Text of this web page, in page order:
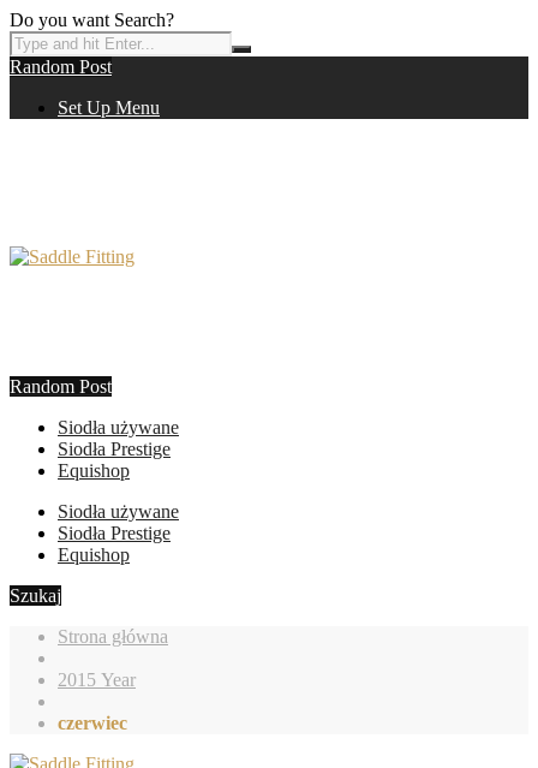
Do you want Search?
Random Post
Set Up Menu
Random Post
Siodła używane
Siodła Prestige
Equishop
Siodła używane
Siodła Prestige
Equishop
Szukaj
Strona główna
2015 Year
czerwiec